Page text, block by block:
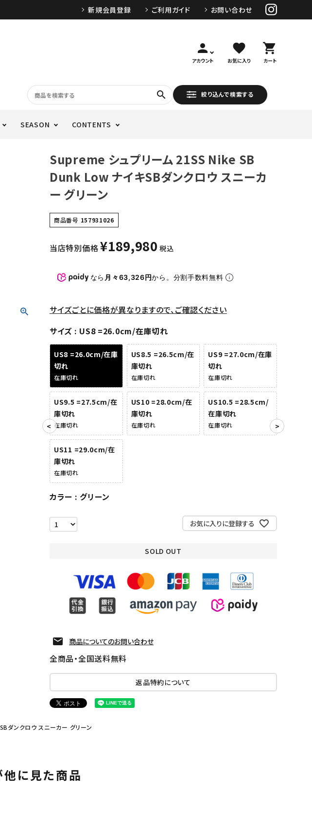
新規会員登録 ご利用ガイド お問い合わせ
person
アカウント
favorite
お気に入り
shopping_cart
カート
search 絞り込んで検索する
SEASON CONTENTS
Supreme シュプリーム 21SS Nike SB
Dunk Low ナイキSBダンクロウ スニーカ
ー グリーン
商品番号 157931026
当店特別価格¥189,980 税込
なら 月々63,326円から。分割手数料無料
サイズごとに価格が異なりますので、ご確認ください
サイズ
US8 =26.0cm/在庫切れ
US8 =26.0cm/在庫
切れ
在庫切れ
US8.5 =26.5cm/在
庫切れ
在庫切れ
US9 =27.0cm/在庫
切れ
在庫切れ
US9.5 =27.5cm/在
庫切れ
在庫切れ
US10 =28.0cm/在
庫切れ
在庫切れ
US10.5 =28.5cm/
在庫切れ
在庫切れ
US11 =29.0cm/在
庫切れ
在庫切れ
カラー グリーン
お気に入りに登録する
SOLD OUT
商品についてのお問い合わせ
全商品・全国送料無料
返品特約について
ダンクロウ スニーカー グリーン
に見た商品